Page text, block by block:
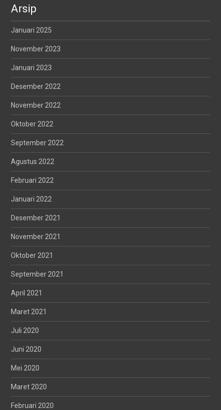
Arsip
Januari 2025
November 2023
Januari 2023
Desember 2022
November 2022
Oktober 2022
September 2022
Agustus 2022
Februari 2022
Januari 2022
Desember 2021
November 2021
Oktober 2021
September 2021
April 2021
Maret 2021
Juli 2020
Juni 2020
Mei 2020
Maret 2020
Februari 2020